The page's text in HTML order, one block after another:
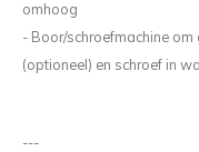
omhoog
- Boor/schroefmachine
(optioneel) en schroef in
---